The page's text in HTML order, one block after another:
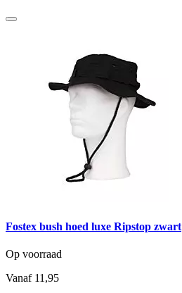
Fostex bush hoed luxe Ripstop zwart
Op voorraad
Vanaf 11,95